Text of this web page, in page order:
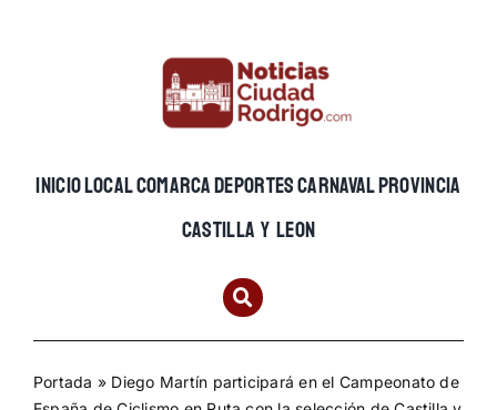
INICIOLOCALCOMARCADEPORTESCARNAVALPROVINCIA
CASTILLA Y LEON
Portada » Diego Martín participará en el Campeonato de